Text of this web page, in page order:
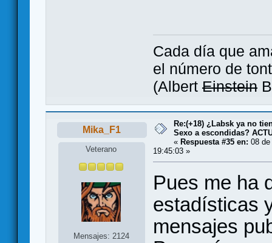
Cada día que
el número de
(Albert Einstein
Mika_F1
Veterano
Mensajes: 2124
Re:(+18) ¿Labsk ya no
Sexo a escondidas?
« Respuesta #35 en: 08
19:45:03 »
Pues me ha
estadísticas
mensajes